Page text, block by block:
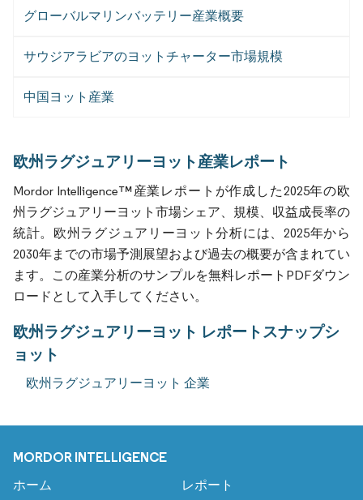
グローバルマリンバッテリー産業概要
サウジアラビアのヨットチャーター市場規模
中国ヨット産業
欧州ラグジュアリーヨット産業レポート
Mordor Intelligence™産業レポートが作成した2025年の欧
州ラグジュアリーヨット市場シェア、規模、収益成長率の
統計。欧州ラグジュアリーヨット分析には、2025年から
2030年までの市場予測展望および過去の概要が含まれてい
ます。この産業分析のサンプルを無料レポートPDFダウン
ロードとして入手してください。
欧州ラグジュアリーヨット レポートスナップシ
ョット
欧州ラグジュアリーヨット 企業
MORDOR INTELLIGENCE
ホーム レポート